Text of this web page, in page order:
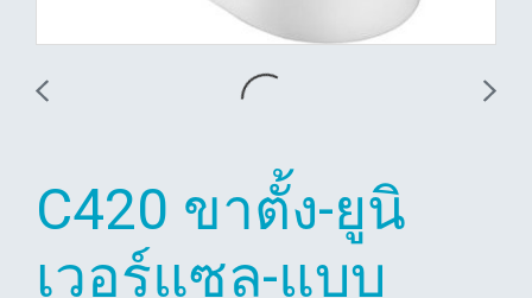
C420 ขาตั้ง-ยูนิ
เวอร์แซล-แบบ